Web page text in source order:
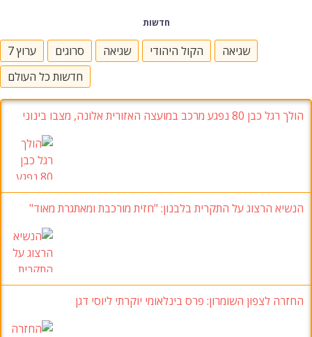
חדשות
ערוץ 7 סרוגים שגיאה הקול היהודי
שגיאה
חדשות כל העולם
הולך רגל כבן 80 נפגע מרכב במועצה האזורית אלונה, מצבו בינוני
הנשיא הרצוג על התקרית בלבנון: "חזית מורכבת ומאתגרת מאוד"
החזרה לצפון השומרון: פרס בינלאומי יוקרתי ליוסי דגן